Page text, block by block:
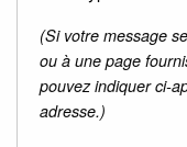
(Si votre message
ou à une page
pouvez indiquer ci-
adresse.)